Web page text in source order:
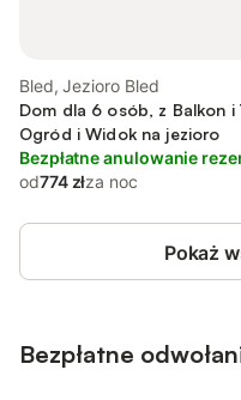
Bled, Jezioro Bled
Dom dla 6 osób, z Balkon i
Ogród i Widok na jezioro
Bezpłatne anulowanie
od774 złza noc
Pokaż
Bezpłatne